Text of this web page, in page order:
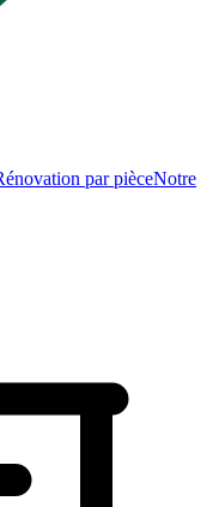
par pièceNotre